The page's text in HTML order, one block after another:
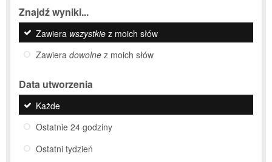
Znajdź wyniki...
Zawiera wszystkie z moich słów
Zawiera dowolne z moich słów
Data utworzenia
Każde
Ostatnie 24 godziny
Ostatni tydzień